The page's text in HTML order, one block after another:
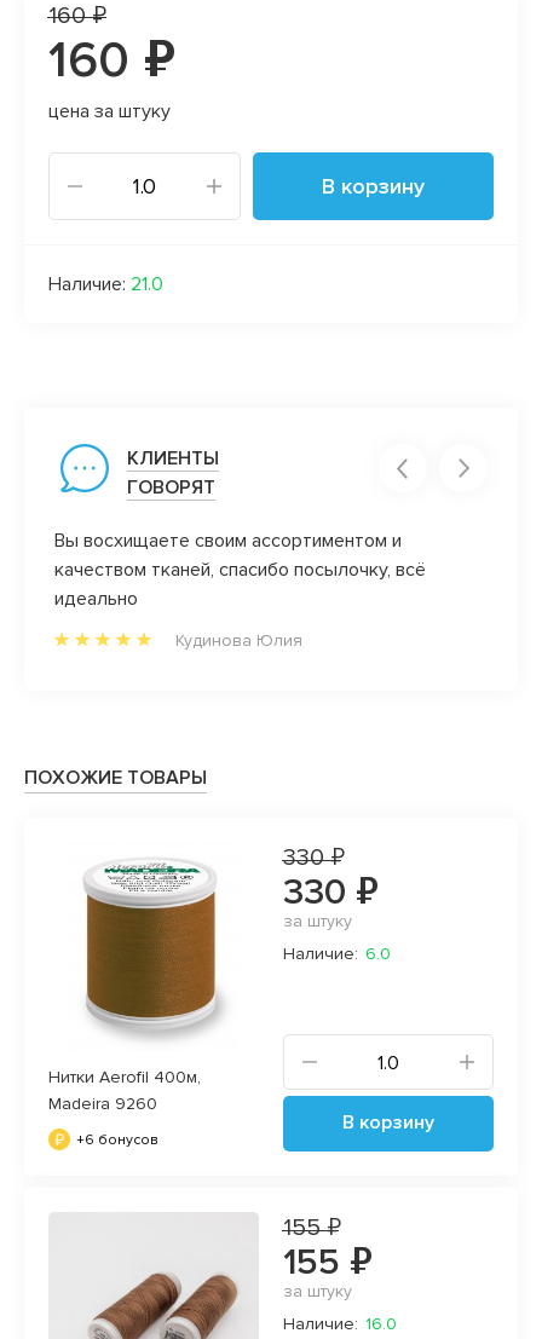
160 ₽
160 ₽
цена за штуку
В корзину
Наличие: 21.0
КЛИЕНТЫ
ГОВОРЯТ
Вы восхищаете своим ассортиментом и
качеством тканей, спасибо посылочку, всё
идеально
Кудинова Юлия
ПОХОЖИЕ ТОВАРЫ
Нитки Aerofil 400м,
Madeira 9260
+6 бонусов
330 ₽
330 ₽
за штуку
Наличие: 6.0
В корзину
155 ₽
155 ₽
за штуку
Наличие: 16.0